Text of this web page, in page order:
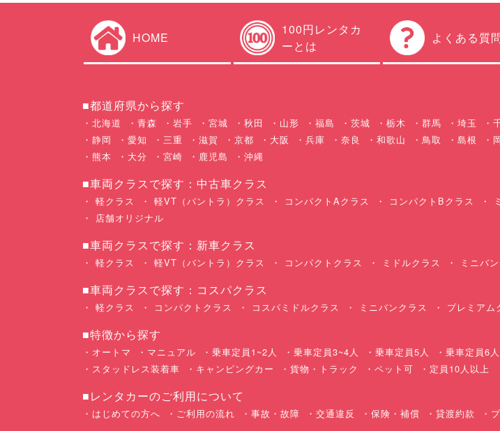
HOME
100円レンタカ
ーとは
よくある質
■都道府県から探す
北海道 青森 岩手 宮城 秋田 山形 福島 茨城 栃木 群馬 埼玉
静岡
愛知 三重 滋賀 京都 大阪 兵庫 奈良 和歌山 鳥取 島根
熊本
大分 宮崎 鹿児島 沖縄
■車両クラスで探す：中古車クラス
軽クラス 軽VT（バントラ）クラス コンパクトAクラス コンパクトBクラス
店舗オリジナル
■車両クラスで探す：新車クラス
軽クラス 軽VT（バントラ）クラス コンパクトクラス ミドルクラス ミニバ
■車両クラスで探す：コスパクラス
軽クラス コンパクトクラス コスパミドルクラス ミニバンクラス プレミアム
■特徴から探す
オートマ マニュアル 乗車定員1~2人 乗車定員3~4人 乗車定員5人 乗車定員6
スタッドレス装着車
キャンピングカー 貨物・トラック ペット可 定員10人以上
■レンタカーのご利用について
はじめての方へ ご利用の流れ 事故・故障 交通違反 保険・補償 貸渡約款